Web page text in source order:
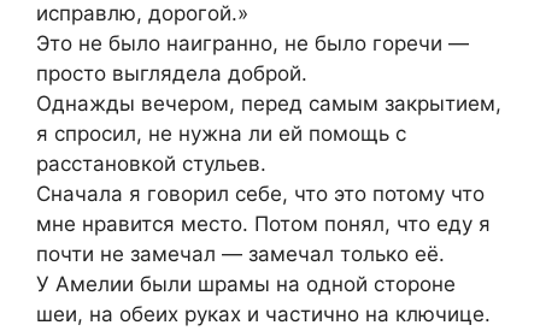
исправлю, дорогой.»
Это не было наигранно, не было горечи —
просто выглядела доброй.
Однажды вечером, перед самым закрытием,
я спросил, не нужна ли ей помощь с
расстановкой стульев.
Сначала я говорил себе, что это потому что
мне нравится место. Потом понял, что еду я
почти не замечал — замечал только её.
У Амелии были шрамы на одной стороне
шеи, на обеих руках и частично на ключице.